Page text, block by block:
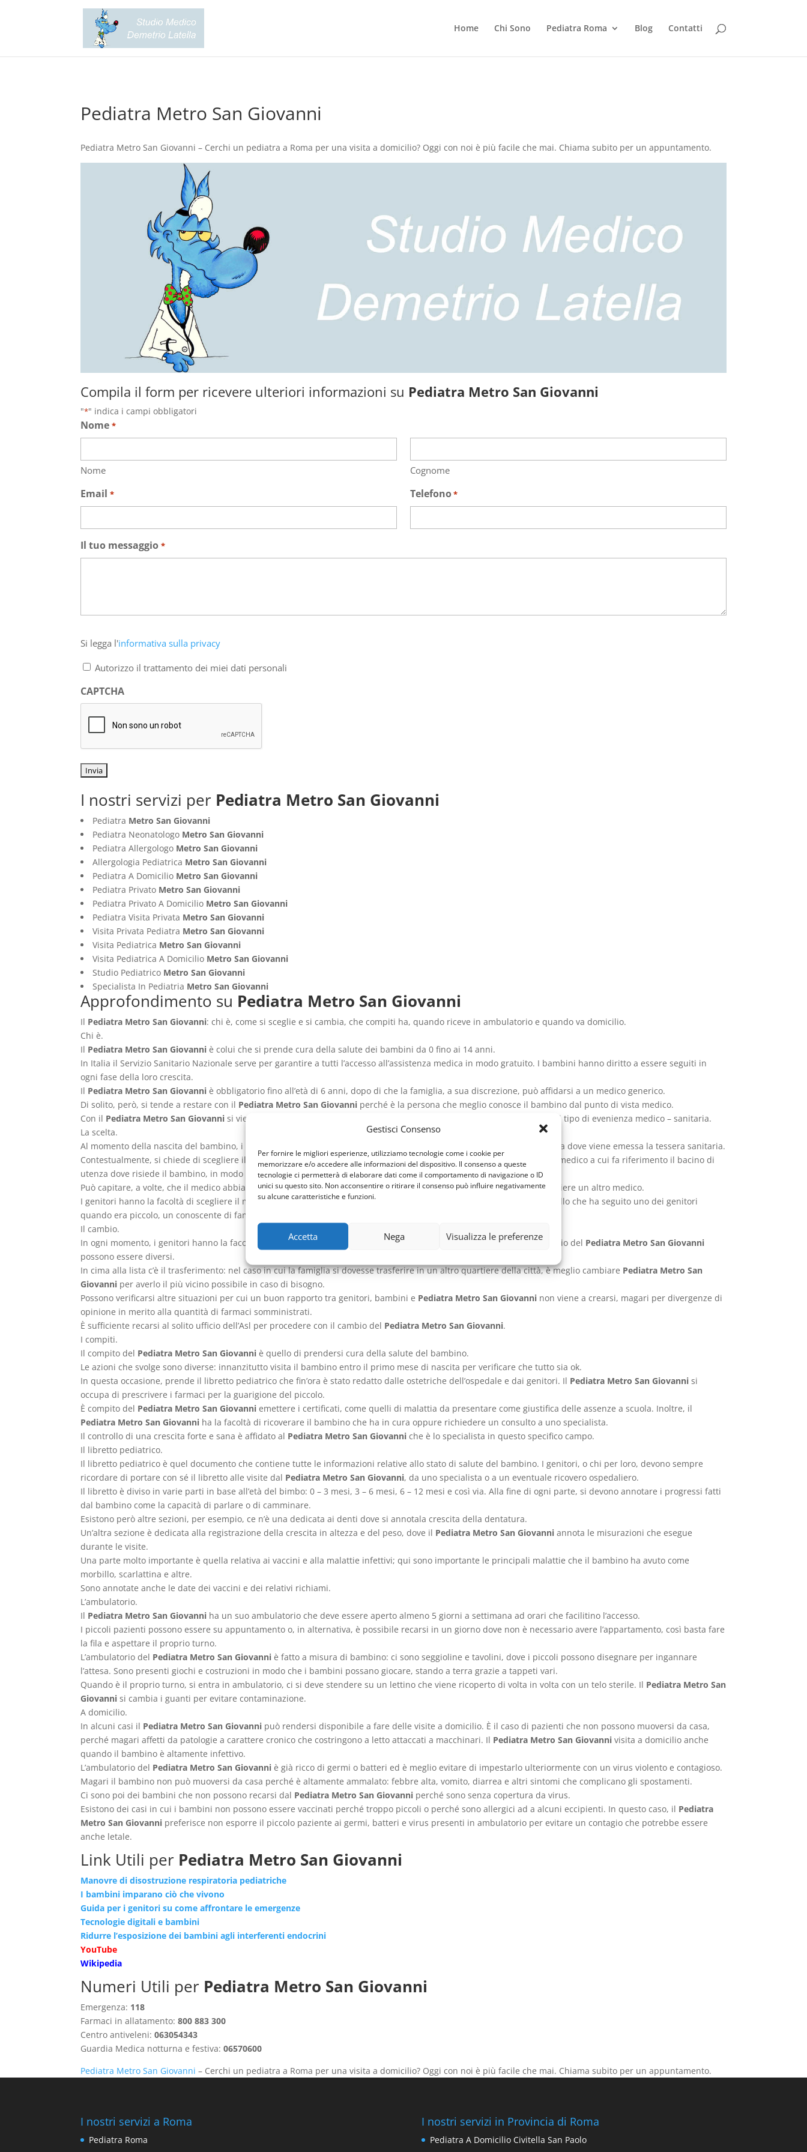
Gestisci Consenso
Per fornire le migliori esperienze, utilizziamo tecnologie come i cookie per
memorizzare e/o accedere alle informazioni del dispositivo. Il consenso a queste
tecnologie ci permetterà di elaborare dati come il comportamento di navigazione o ID
unici su questo sito. Non acconsentire o ritirare il consenso può influire negativamente
su alcune caratteristiche e funzioni.
Accetta Nega Visualizza le preferenze
Home Chi Sono Pediatra Roma Blog Contatti
Pediatra Metro San Giovanni
Pediatra Metro San Giovanni – Cerchi un pediatra a Roma per una visita a domicilio? Oggi con noi è più facile che mai. Chiama subito per un appuntamento.
Compila il form per ricevere ulteriori informazioni su Pediatra Metro San Giovanni
"*" indica i campi obbligatori
Nome *
Nome Cognome
Email * Telefono*
Il tuo messaggio *
legga
l'informativa
privacy
*
Si legga l'informativa sulla privacy
Autorizzo il trattamento dei miei dati personali
CAPTCHA
I nostri servizi per Pediatra Metro San Giovanni
Pediatra Metro San Giovanni
Pediatra Neonatologo Metro San Giovanni
Pediatra Allergologo Metro San Giovanni
Allergologia Pediatrica Metro San Giovanni
Pediatra A Domicilio Metro San Giovanni
Pediatra Privato Metro San Giovanni
Pediatra Privato A Domicilio Metro San Giovanni
Pediatra Visita Privata Metro San Giovanni
Visita Privata Pediatra Metro San Giovanni
Visita Pediatrica Metro San Giovanni
Visita Pediatrica A Domicilio Metro San Giovanni
Studio Pediatrico Metro San Giovanni
Specialista In Pediatria Metro San Giovanni
Approfondimento su Pediatra Metro San Giovanni
Il Pediatra Metro San Giovanni: chi è, come si sceglie e si cambia, che compiti ha, quando riceve in ambulatorio e quando va domicilio.
Chi è.
Il Pediatra Metro San Giovanni è colui che si prende cura della salute dei bambini da 0 fino ai 14 anni.
In Italia il Servizio Sanitario Nazionale serve per garantire a tutti l’accesso all’assistenza medica in modo gratuito. I bambini hanno diritto a essere seguiti in
ogni fase della loro crescita.
Il Pediatra Metro San Giovanni è obbligatorio fino all’età di 6 anni, dopo di che la famiglia, a sua discrezione, può affidarsi a un medico generico.
Di solito, però, si tende a restare con il Pediatra Metro San Giovanni perché è la persona che meglio conosce il bambino dal punto di vista medico.
Con il Pediatra Metro San Giovanni si viene a instaurare un rapporto di fiducia che consente di rivolgersi a lui per ogni tipo di evenienza medico – sanitaria.
La scelta.
Al momento della nascita del bambino, i genitori, o chi per loro, si reca presso l’ufficio della Asl del comune di residenza dove viene emessa la tessera sanitaria.
Contestualmente, si chiede di scegliere il
Pediatra Metro San Giovanni, ma di solito si procede con l’assegnazione del medico a cui fa riferimento il bacino di
utenza dove risiede il bambino, in modo che ilPediatra Metro San Giovannisia il medico più vicino a casa.
Può capitare, a volte, che il medico abbia raggiunto il numero massimo di pazienti che può seguire, allora si deve scegliere un altro medico.
I genitori hanno la facoltà di scegliere il medicoPediatra Metro San Giovanni
che preferiscono, come per esempio quello che ha seguito uno dei genitori
quando era piccolo, un conoscente di famiglia, il
Il cambio.
In ogni momento, i genitori hanno la facoltà di cambiare ilPediatra Metro San Giovanni , i motivi che spingono al cambio del Pediatra Metro San Giovanni
possono essere diversi.
In cima alla lista c’è il trasferimento: nel caso in cui la famiglia si dovesse trasferire in un altro quartiere della città, è meglio cambiare Pediatra Metro San
Giovanni per averlo il più vicino possibile in caso di bisogno.
Possono verificarsi altre situazioni per cui un buon rapporto tra genitori, bambini e Pediatra Metro San Giovanni non viene a crearsi, magari per divergenze di
opinione in merito alla quantità di farmaci somministrati.
È sufficiente recarsi al solito ufficio dell’Asl per procedere con il cambio del Pediatra Metro San Giovanni.
I compiti.
Il compito del Pediatra Metro San Giovanni è quello di prendersi cura della salute del bambino.
Le azioni che svolge sono diverse: innanzitutto visita il bambino entro il primo mese di nascita per verificare che tutto sia ok.
In questa occasione, prende il libretto pediatrico che fin’ora è stato redatto dalle ostetriche dell’ospedale e dai genitori. Il Pediatra Metro San Giovanni si
occupa di prescrivere i farmaci per la guarigione del piccolo.
È compito del Pediatra Metro San Giovanni emettere i certificati, come quelli di malattia da presentare come giustifica delle assenze a scuola. Inoltre, il
Pediatra Metro San Giovanni ha la facoltà di ricoverare il bambino che ha in cura oppure richiedere un consulto a uno specialista.
Il controllo di una crescita forte e sana è affidato al Pediatra Metro San Giovanni che è lo specialista in questo specifico campo.
Il libretto pediatrico.
Il libretto pediatrico è quel documento che contiene tutte le informazioni relative allo stato di salute del bambino. I genitori, o chi per loro, devono sempre
ricordare di portare con sé il libretto alle visite dal Pediatra Metro San Giovanni, da uno specialista o a un eventuale ricovero ospedaliero.
Il libretto è diviso in varie parti in base all’età del bimbo: 0 – 3 mesi, 3 – 6 mesi, 6 – 12 mesi e così via. Alla fine di ogni parte, si devono annotare i progressi fatti
dal bambino come la capacità di parlare o di camminare.
Esistono però altre sezioni, per esempio, ce n’è una dedicata ai denti dove si annotala crescita della dentatura.
Un’altra sezione è dedicata alla registrazione della crescita in altezza e del peso, dove il Pediatra Metro San Giovanni annota le misurazioni che esegue
durante le visite.
Una parte molto importante è quella relativa ai vaccini e alla malattie infettivi; qui sono importante le principali malattie che il bambino ha avuto come
morbillo, scarlattina e altre.
Sono annotate anche le date dei vaccini e dei relativi richiami.
L’ambulatorio.
Il Pediatra Metro San Giovanni ha un suo ambulatorio che deve essere aperto almeno 5 giorni a settimana ad orari che facilitino l’accesso.
I piccoli pazienti possono essere su appuntamento o, in alternativa, è possibile recarsi in un giorno dove non è necessario avere l’appartamento, così basta fare
la fila e aspettare il proprio turno.
L’ambulatorio del Pediatra Metro San Giovanni è fatto a misura di bambino: ci sono seggioline e tavolini, dove i piccoli possono disegnare per ingannare
l’attesa. Sono presenti giochi e costruzioni in modo che i bambini possano giocare, stando a terra grazie a tappeti vari.
Quando è il proprio turno, si entra in ambulatorio, ci si deve stendere su un lettino che viene ricoperto di volta in volta con un telo sterile. Il Pediatra Metro San
Giovanni si cambia i guanti per evitare contaminazione.
A domicilio.
In alcuni casi il Pediatra Metro San Giovanni può rendersi disponibile a fare delle visite a domicilio. È il caso di pazienti che non possono muoversi da casa,
perché magari affetti da patologie a carattere cronico che costringono a letto attaccati a macchinari. Il Pediatra Metro San Giovanni visita a domicilio anche
quando il bambino è altamente infettivo.
L’ambulatorio del Pediatra Metro San Giovanni è già ricco di germi o batteri ed è meglio evitare di impestarlo ulteriormente con un virus violento e contagioso.
Magari il bambino non può muoversi da casa perché è altamente ammalato: febbre alta, vomito, diarrea e altri sintomi che complicano gli spostamenti.
Ci sono poi dei bambini che non possono recarsi dal Pediatra Metro San Giovanni perché sono senza copertura da virus.
Esistono dei casi in cui i bambini non possono essere vaccinati perché troppo piccoli o perché sono allergici ad a alcuni eccipienti. In questo caso, il Pediatra
Metro San Giovanni preferisce non esporre il piccolo paziente ai germi, batteri e virus presenti in ambulatorio per evitare un contagio che potrebbe essere
anche letale.
Link Utili per Pediatra Metro San Giovanni
Manovre di disostruzione respiratoria pediatriche
I bambini imparano ciò che vivono
Guida per i genitori su come affrontare le emergenze
Tecnologie digitali e bambini
Ridurre l’esposizione dei bambini agli interferenti endocrini
YouTube
Wikipedia
Numeri Utili per Pediatra Metro San Giovanni
Emergenza: 118
Farmaci in allatamento:800 883 300
Centro antiveleni:063054343
Guardia Medica notturna e festiva:06570600
Pediatra Metro San Giovanni – Cerchi un pediatra a Roma per una visita a domicilio? Oggi con noi è più facile che mai. Chiama subito per un appuntamento.
I nostri servizi a Roma
Pediatra Roma
I nostri servizi in Provincia di Roma
Pediatra A Domicilio Civitella San Paolo